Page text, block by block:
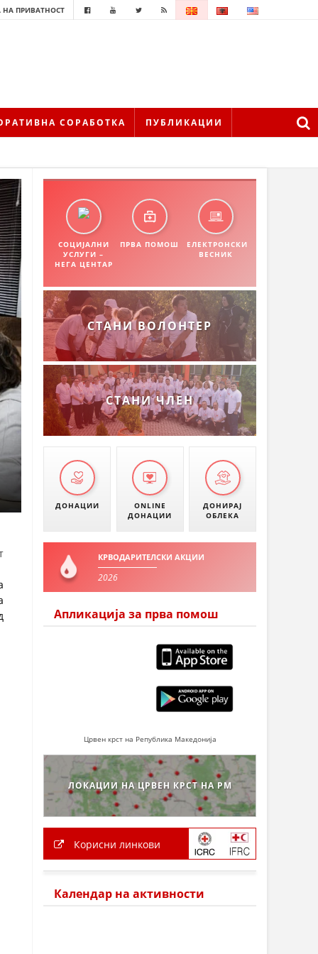
ПРИВАТНОСТ
СОРАБОТКА ПУБЛИКАЦИИ
СОЦИЈАЛНИ
УСЛУГИ –
НЕГА ЦЕНТАР
ПРВА ПОМОШ
ЕЛЕКТРОНСКИ
ВЕСНИК
СТАНИ ВОЛОНТЕР
СТАНИ ЧЛЕН
ДОНАЦИИ
ONLINE
ДОНАЦИИ
ДОНИРАЈ
ОБЛЕКА
КРВОДАРИТЕЛСКИ АКЦИИ
2026
Апликација за прва помош
Црвен крст на Република Македонија
ЛОКАЦИИ НА ЦРВЕН КРСТ НА РМ
Корисни линкови
Календар на активности